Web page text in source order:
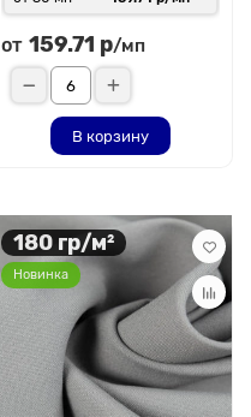
от 159.71 р/мп
В корзину
180 гр/м²
Новинка